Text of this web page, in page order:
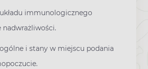
immunologicznego
nadwrażliwości.
i stany w miejscu podania